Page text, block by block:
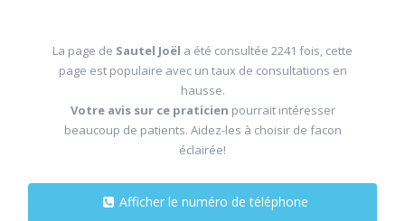
La page de Sautel Joël a été consultée 2241 fois, cette
page est populaire avec un taux de consultations en
hausse.
Votre avis sur ce praticien pourrait intéresser
beaucoup de patients. Aidez-les à choisir de facon
éclairée!
Afficher le numéro de téléphone